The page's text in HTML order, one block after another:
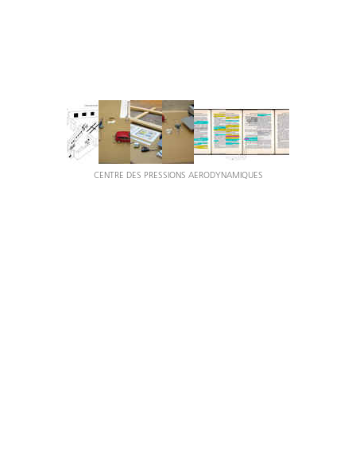
CENTRE DES PRESSIONS AERODYNAMIQUES